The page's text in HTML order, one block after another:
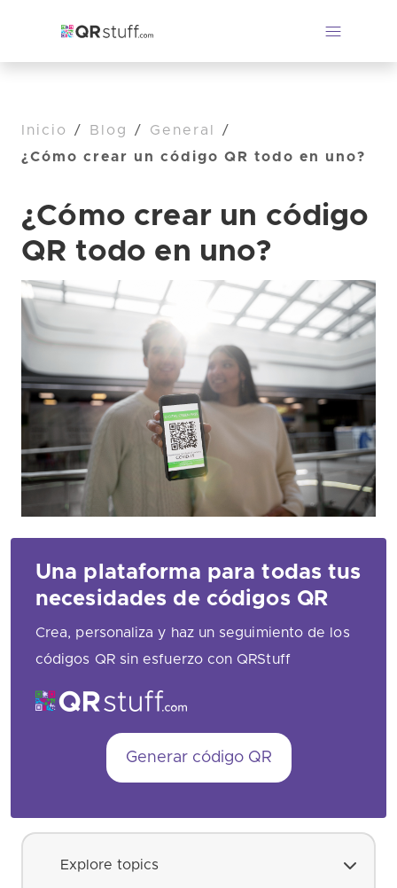
Inicio / Blog / General
/
¿Cómo crear un código QR todo en uno?
¿Cómo crear un código
QR todo en uno?
Una plataforma para todas tus
necesidades de códigos QR
Crea, personaliza y haz un seguimiento de los
códigos QR sin esfuerzo con QRStuff
Generar código QR
Explore topics